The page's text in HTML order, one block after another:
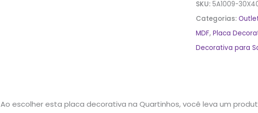
SKU:5A1009-
Categorias:
MDF,Placa
Decorativa para
Ao escolher esta placa decorativa na Quartinhos, você leva um